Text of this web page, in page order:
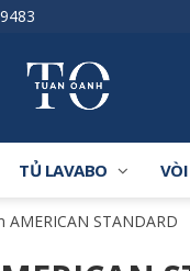
TỦ LAVABO
STANDARD